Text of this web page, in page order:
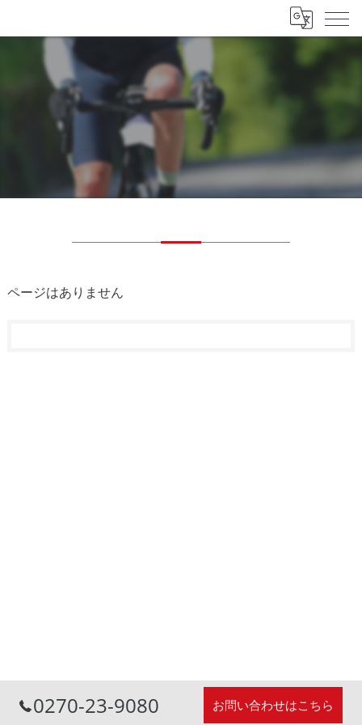
ページはありません
0270-23-9080 お問い合わせはこちら